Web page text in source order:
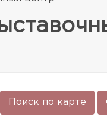
Поиск по карте